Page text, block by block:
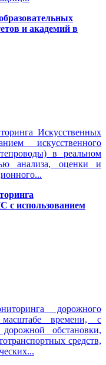
и академий в
Искусственных
искусственного
в реальном
анализа, оценки и
с использованием
дорожного
времени, с
обстановки,
средств,